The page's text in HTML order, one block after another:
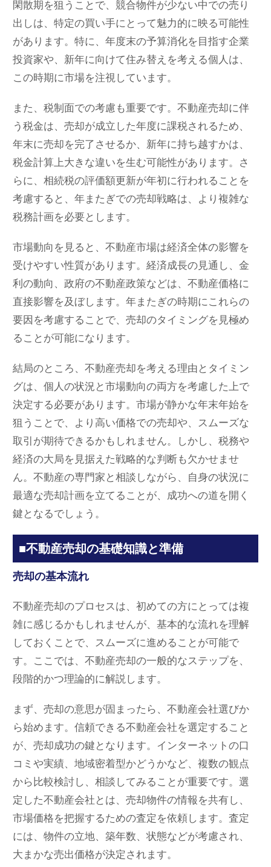
閑散期を狙うことで、競合物件が少ない中での売り
出しは、特定の買い手にとって魅力的に映る可能性
があります。特に、年度末の予算消化を目指す企業
投資家や、新年に向けて住み替えを考える個人は、
この時期に市場を注視しています。
また、税制面での考慮も重要です。不動産売却に伴
う税金は、売却が成立した年度に課税されるため、
年末に売却を完了させるか、新年に持ち越すかは、
税金計算上大きな違いを生む可能性があります。さ
らに、相続税の評価額更新が年初に行われることを
考慮すると、年またぎでの売却戦略は、より複雑な
税務計画を必要とします。
市場動向を見ると、不動産市場は経済全体の影響を
受けやすい性質があります。経済成長の見通し、金
利の動向、政府の不動産政策などは、不動産価格に
直接影響を及ぼします。年またぎの時期にこれらの
要因を考慮することで、売却のタイミングを見極め
ることが可能になります。
結局のところ、不動産売却を考える理由とタイミン
グは、個人の状況と市場動向の両方を考慮した上で
決定する必要があります。市場が静かな年末年始を
狙うことで、より高い価格での売却や、スムーズな
取引が期待できるかもしれません。しかし、税務や
経済の大局を見据えた戦略的な判断も欠かせませ
ん。不動産の専門家と相談しながら、自身の状況に
最適な売却計画を立てることが、成功への道を開く
鍵となるでしょう。
■不動産売却の基礎知識と準備
売却の基本流れ
不動産売却のプロセスは、初めての方にとっては複
雑に感じるかもしれませんが、基本的な流れを理解
しておくことで、スムーズに進めることが可能で
す。ここでは、不動産売却の一般的なステップを、
段階的かつ理論的に解説します。
まず、売却の意思が固まったら、不動産会社選びか
ら始めます。信頼できる不動産会社を選定すること
が、売却成功の鍵となります。インターネットの口
コミや実績、地域密着型かどうかなど、複数の観点
から比較検討し、相談してみることが重要です。選
定した不動産会社とは、売却物件の情報を共有し、
市場価格を把握するための査定を依頼します。査定
には、物件の立地、築年数、状態などが考慮され、
大まかな売出価格が決定されます。